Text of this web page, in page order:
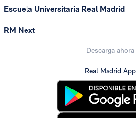
Escuela Universitaria Real Madrid
RM Next
Descarga ahora
Real Madrid App